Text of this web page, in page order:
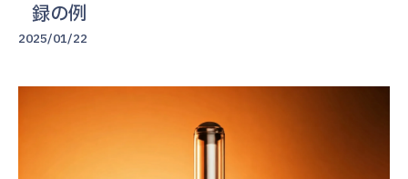
録の例
2025/01/22